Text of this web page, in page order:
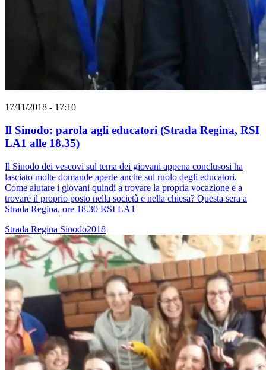
17/11/2018 - 17:10
Il Sinodo: parola agli educatori (Strada Regina, RSI
LA1 alle 18.35)
Il Sinodo dei vescovi sul tema dei giovani appena conclusosi ha
lasciato molte domande aperte anche sul ruolo degli educatori.
Come aiutare i giovani quindi a trovare la propria vocazione e a
trovare il proprio posto nella società e nella chiesa? Questa sera a
Strada Regina, ore 18.30 RSI LA1
Strada Regina Sinodo2018